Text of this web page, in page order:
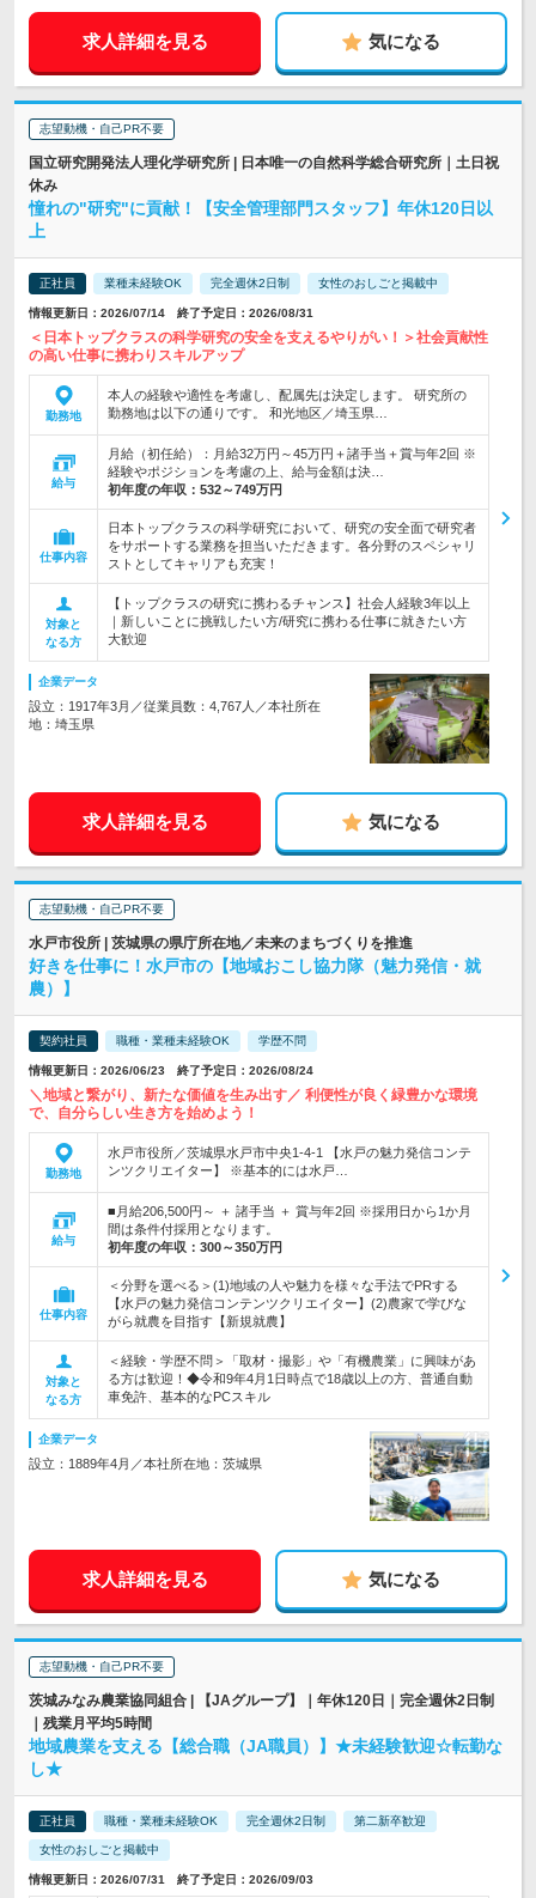
求人詳細を見る 気になる
志望動機・自己PR不要
国立研究開発法人理化学研究所 | 日本唯一の自然科学総合研究所｜土日祝
休み
憧れの"研究"に貢献！【安全管理部門スタッフ】年休120日以
上
正社員 業種未経験OK 完全週休2日制 女性のおしごと掲載中
情報更新日：2026/07/14 終了予定日：2026/08/31
＜日本トップクラスの科学研究の安全を支えるやりがい！＞社会貢献性
の高い仕事に携わりスキルアップ
勤務地
本人の経験や適性を考慮し、配属先は決定します。 研究所の
勤務地は以下の通りです。 和光地区／埼玉県…
給与
月給（初任給）：月給32万円～45万円＋諸手当＋賞与年2回 ※
経験やポジションを考慮の上、給与金額は決…
初年度の年収： 532～749万円
仕事内容
日本トップクラスの科学研究において、研究の安全面で研究者
をサポートする業務を担当いただきます。各分野のスペシャリ
ストとしてキャリアも充実！
対象と
なる方
【トップクラスの研究に携わるチャンス】社会人経験3年以上
｜新しいことに挑戦したい方/研究に携わる仕事に就きたい方
大歓迎
企業データ
設立：1917年3月／従業員数：4,767人／本社所在
地：埼玉県
求人詳細を見る 気になる
志望動機・自己PR不要
水戸市役所 | 茨城県の県庁所在地／未来のまちづくりを推進
好きを仕事に！水戸市の【地域おこし協力隊（魅力発信・就
農）】
契約社員 職種・業種未経験OK 学歴不問
情報更新日：2026/06/23 終了予定日：2026/08/24
＼地域と繋がり、新たな価値を生み出す／ 利便性が良く緑豊かな環境
で、自分らしい生き方を始めよう！
勤務地
水戸市役所／茨城県水戸市中央1-4-1 【水戸の魅力発信コンテ
ンツクリエイター】 ※基本的には水戸…
給与
■月給206,500円～ ＋ 諸手当 ＋ 賞与年2回 ※採用日から1か月
間は条件付採用となります。
初年度の年収： 300～350万円
仕事内容
＜分野を選べる＞(1)地域の人や魅力を様々な手法でPRする
【水戸の魅力発信コンテンツクリエイター】(2)農家で学びな
がら就農を目指す【新規就農】
対象と
なる方
＜経験・学歴不問＞「取材・撮影」や「有機農業」に興味があ
る方は歓迎！◆令和9年4月1日時点で18歳以上の方、普通自動
車免許、基本的なPCスキル
企業データ
設立：1889年4月／本社所在地：茨城県
求人詳細を見る 気になる
志望動機・自己PR不要
茨城みなみ農業協同組合 | 【JAグループ】｜年休120日｜完全週休2日制
｜残業月平均5時間
地域農業を支える【総合職（JA職員）】★未経験歓迎☆転勤な
し★
正社員 職種・業種未経験OK 完全週休2日制 第二新卒歓迎
女性のおしごと掲載中
情報更新日：2026/07/31 終了予定日：2026/09/03